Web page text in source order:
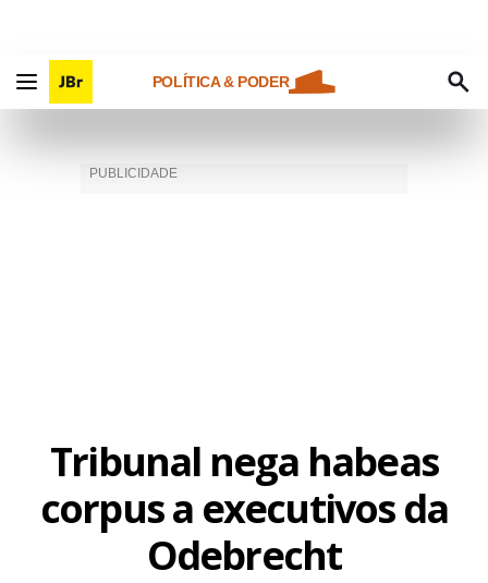
POLÍTICA & PODER
Tribunal nega habeas
corpus a executivos da
Odebrecht